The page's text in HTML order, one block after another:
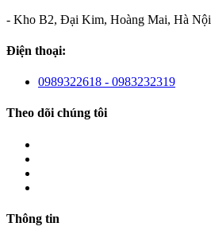
- Kho B2, Đại Kim, Hoàng Mai, Hà Nội
Điện thoại:
0989322618 - 0983232319
Theo dõi chúng tôi
Thông tin